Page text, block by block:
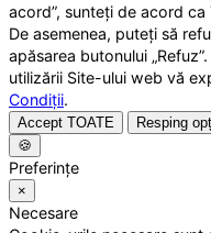
acord”, sunteți de acord
De asemenea, puteți să
apăsarea butonului
utilizării Site-ului web vă
Condiții.
Accept TOATE Resping
🍪
Preferințe
×
Necesare